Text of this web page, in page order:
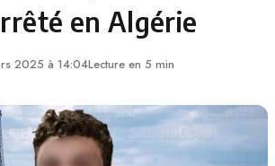
en Algérie
2025 à 14:04Lecture en 5 min